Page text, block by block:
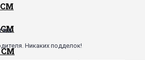
СМ
СМ
СМ
Никаких подделок!